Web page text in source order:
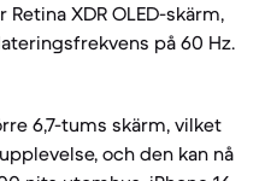
Retina XDR OLED-skärm,
på 60 Hz.
6,7-tums skärm, vilket
och den kan nå